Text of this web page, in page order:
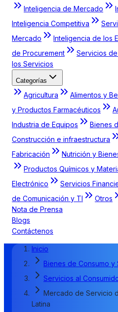
Inteligencia de Mercado
Inteligencia Competitiva
Mercado
Inteligencia de los
de Procurement
Servicios
los Servicios
Categorías
Agricultura Alimentos y
y Productos Farmacéuticos
Industria de Equipos
Bienes
Construcción e infraestructura
Fabricación
Nutrición y
Productos Químicos y
Electrónico
Servicios
de Comunicación y TI
Otros
Nota de Prensa
Blogs
Contáctenos
Inicio
Bienes de Consumo y
Servicios al
Mercado de Servicio
Latina